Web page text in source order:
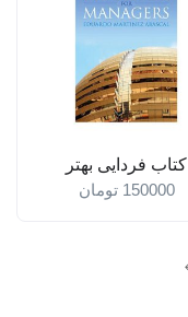
کتاب فردایی بهتر
150000 تومان